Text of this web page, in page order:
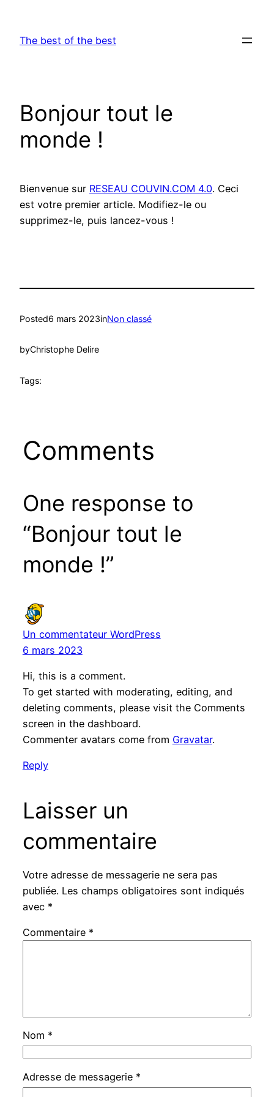
contenu
The best of the best
Bonjour tout le
monde !
Bienvenue sur RESEAU COUVIN.COM 4.0. Ceci
est votre premier article. Modifiez-le ou
supprimez-le, puis lancez-vous !
Posted6 mars 2023inNon classé
byChristophe Delire
Tags:
Comments
One response to
“Bonjour tout le
monde !”
Un commentateur WordPress
6 mars 2023
Hi, this is a comment.
To get started with moderating, editing, and
deleting comments, please visit the Comments
screen in the dashboard.
Commenter avatars come from Gravatar.
Reply
Laisser un
commentaire
Votre adresse de messagerie ne sera pas
publiée. Les champs obligatoires sont indiqués
avec *
Commentaire *
Nom *
Adresse de messagerie *